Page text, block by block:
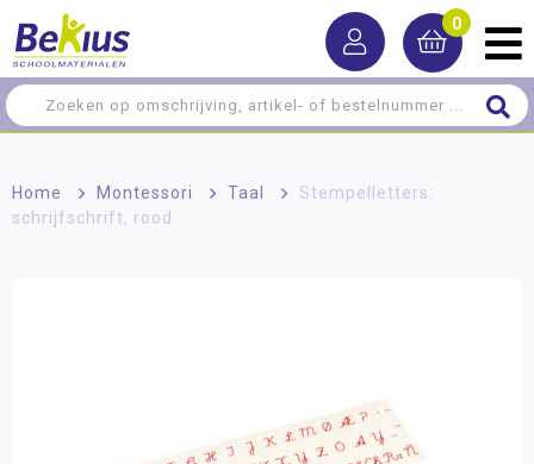
0
Home > Montessori > Taal >
Stempelletters:
schrijfschrift, rood